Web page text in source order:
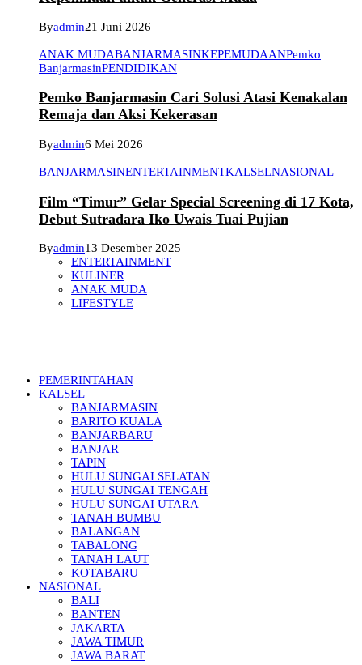
Byadmin21 Juni 2026
ANAK MUDABANJARMASINKEPEMUDAANPemko
BanjarmasinPENDIDIKAN
Pemko Banjarmasin Cari Solusi Atasi Kenakalan
Remaja dan Aksi Kekerasan
Byadmin6 Mei 2026
BANJARMASINENTERTAINMENTKALSELNASIONAL
Film “Timur” Gelar Special Screening di 17 Kota,
Debut Sutradara Iko Uwais Tuai Pujian
Byadmin13 Desember 2025
ENTERTAINMENT
KULINER
ANAK MUDA
LIFESTYLE
PEMERINTAHAN
KALSEL
BANJARMASIN
BARITO KUALA
BANJARBARU
BANJAR
TAPIN
HULU SUNGAI SELATAN
HULU SUNGAI TENGAH
HULU SUNGAI UTARA
TANAH BUMBU
BALANGAN
TABALONG
TANAH LAUT
KOTABARU
NASIONAL
BALI
BANTEN
JAKARTA
JAWA TIMUR
JAWA BARAT